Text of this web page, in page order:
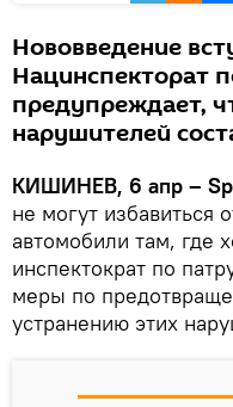
Нововведение
Нацинспекторат
предупреждает,
нарушителей
КИШИНЕВ, 6 апр –
не могут избавиться
автомобили там, где
инспектократ по
меры по
устранению этих